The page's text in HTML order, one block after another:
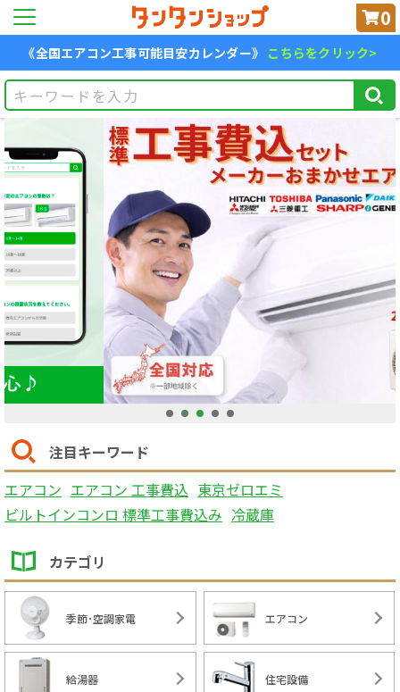
0
《全国エアコン工事可能目安カレンダー》 こちらをクリック>
1 2 3 4 5
注目キーワード
エアコン エアコン 工事費込 東京ゼロエミ
ビルトインコンロ 標準工事費込み 冷蔵庫
カテゴリ
季節･空調家電 エアコン
給湯器 住宅設備